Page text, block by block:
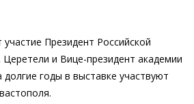
Президент Российской
и Вице-президент академии
годы в выставке участвуют